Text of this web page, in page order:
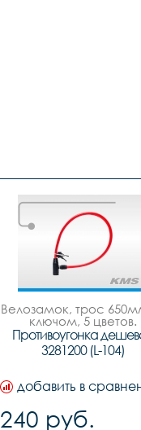
Велозамок, трос
ключом, 5 цветов.
Противоугонка
3281200 (L-104)
добавить в
240 руб.